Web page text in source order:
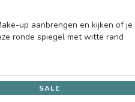
up aanbrengen en kijken of je
ronde spiegel met witte rand
SALE